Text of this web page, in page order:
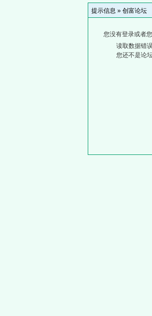
提示信息 » 创富论坛
您没有登录或者
读取数据错
您还不是论